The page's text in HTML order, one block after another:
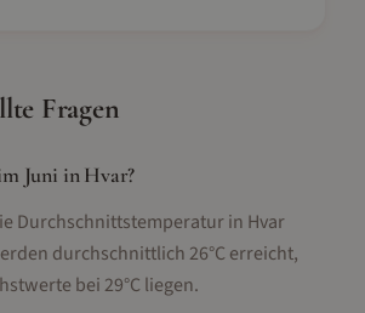
Fragen
Juni in Hvar?
Durchschnittstemperatur in Hvar
durchschnittlich 26°C erreicht,
bei 29°C liegen.